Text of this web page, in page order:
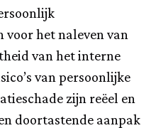
het naleven van
van het interne
van persoonlijke
zijn reëel en
doortastende aanpak